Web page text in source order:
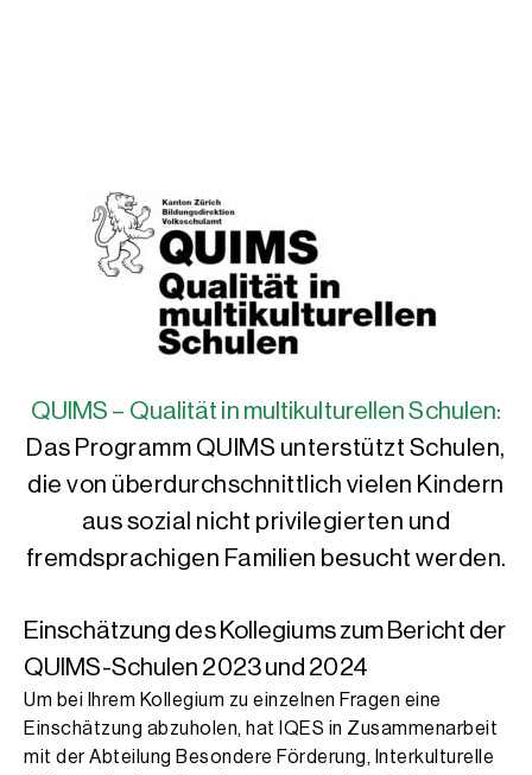
QUIMS – Qualität in multikulturellen Schulen:
Das Programm QUIMS unterstützt Schulen,
die von überdurchschnittlich vielen Kindern
aus sozial nicht privilegierten und
fremdsprachigen Familien besucht werden.
Einschätzung des Kollegiums zum Bericht der
QUIMS-Schulen 2023 und 2024
Um bei Ihrem Kollegium zu einzelnen Fragen eine
Einschätzung abzuholen, hat IQES in Zusammenarbeit
mit der Abteilung Besondere Förderung, Interkulturelle